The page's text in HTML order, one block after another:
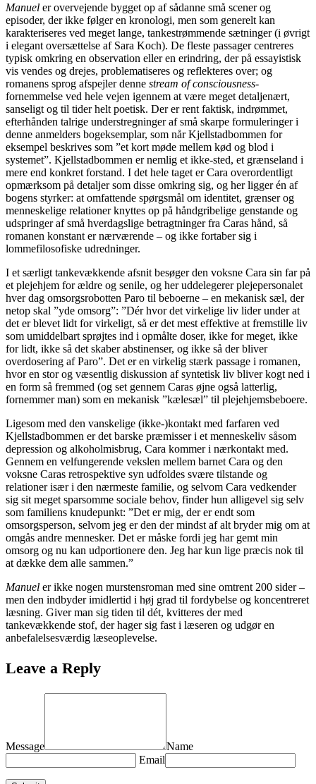
Manuel er overvejende bygget op af sådanne små scener og
episoder, der ikke følger en kronologi, men som generelt kan
karakteriseres ved meget lange, tankestrømmende sætninger (i øvrigt
i elegant oversættelse af Sara Koch). De fleste passager centreres
typisk omkring en observation eller en erindring, der på essayistisk
vis vendes og drejes, problematiseres og reflekteres over; og
romanens sprog afspejler denne stream of consciousness-
fornemmelse ved hele vejen igennem at være meget detaljenært,
sanseligt og til tider helt poetisk. Der er rent faktisk, indrømmet,
efterhånden talrige understregninger af små skarpe formuleringer i
denne anmelders bogeksemplar, som når Kjellstadbommen for
eksempel beskrives som ”et kort møde mellem kød og blod i
systemet”. Kjellstadbommen er nemlig et ikke-sted, et grænseland i
mere end konkret forstand. I det hele taget er Cara overordentligt
opmærksom på detaljer som disse omkring sig, og her ligger én af
bogens styrker: at omfattende spørgsmål om identitet, grænser og
menneskelige relationer knyttes op på håndgribelige genstande og
udspringer af små hverdagslige betragtninger fra Caras hånd, så
romanen konstant er nærværende – og ikke fortaber sig i
lommefilosofiske udredninger.
I et særligt tankevækkende afsnit besøger den voksne Cara sin far på
et plejehjem for ældre og senile, og her uddelegerer plejepersonalet
hver dag omsorgsrobotten Paro til beboerne – en mekanisk sæl, der
netop skal ”yde omsorg”: ”Dér hvor det virkelige liv lider under at
det er blevet lidt for virkeligt, så er det mest effektive at fremstille liv
som umiddelbart sprøjtes ind i opmålte doser, ikke for meget, ikke
for lidt, ikke så det skaber abstinenser, og ikke så der bliver
overdosering af Paro”. Det er en virkelig stærk passage i romanen,
hvor en stor og væsentlig diskussion af syntetisk liv bliver kogt ned i
en form så fremmed (og set gennem Caras øjne også latterlig,
fornemmer man) som en mekanisk ”kælesæl” til plejehjemsbeboere.
Ligesom med den vanskelige (ikke-)kontakt med farfaren ved
Kjellstadbommen er det barske præmisser i et menneskeliv såsom
depression og alkoholmisbrug, Cara kommer i nærkontakt med.
Gennem en velfungerende vekslen mellem barnet Cara og den
voksne Caras retrospektive syn udfoldes svære tilstande og
relationer især i den nærmeste familie, og selvom Cara vedkender
sig sit meget sparsomme sociale behov, finder hun alligevel sig selv
som familiens knudepunkt: ”Det er mig, der er endt som
omsorgsperson, selvom jeg er den der mindst af alt bryder mig om at
omgås andre mennesker. Det er måske fordi jeg har gemt min
omsorg og nu kan udportionere den. Jeg har kun lige præcis nok til
at dække dem alle sammen.”
Manuel er ikke nogen murstensroman med sine omtrent 200 sider –
men den indbyder imidlertid i høj grad til fordybelse og koncentreret
læsning. Giver man sig tiden til dét, kvitteres der med
tankevækkende stof, der hager sig fast i læseren og udgør en
anbefalelsesværdig læseoplevelse.
Leave a Reply
Message
Name
Email